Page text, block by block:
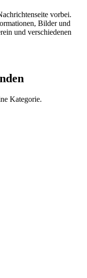
vorbei.
Bilder und
und verschiedenen
Kategorie.